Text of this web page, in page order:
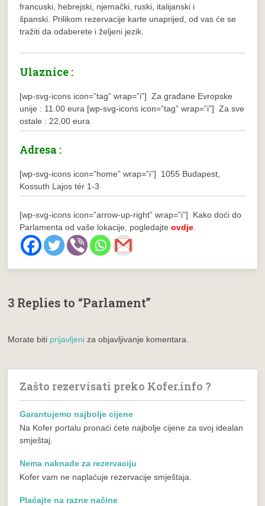
francuski, hebrejski, njemački, ruski, italijanski i
španski. Prilikom rezervacije karte unaprijed, od vas će se
tražiti da odaberete i željeni jezik.
Ulaznice :
[wp-svg-icons icon=”tag” wrap=”i”] Za građane Evropske
unije : 11.00 eura [wp-svg-icons icon=”tag” wrap=”i”] Za sve
ostale : 22,00 eura
Adresa :
[wp-svg-icons icon=”home” wrap=”i”] 1055 Budapest,
Kossuth Lajos tér 1-3
[wp-svg-icons icon=”arrow-up-right” wrap=”i”] Kako doći do
Parlamenta od vaše lokacije, pogledajteovdje
3 Replies to “Parlament”
Morate biti prijavljeni za objavljivanje komentara.
Zašto rezervisati preko Kofer.info ?
Garantujemo najbolje cijene
Na Kofer portalu pronaći ćete najbolje cijene za svoj idealan
smještaj.
Nema naknade za rezervaciju
Kofer vam ne naplaćuje rezervacije smještaja.
Plaćajte na razne načine